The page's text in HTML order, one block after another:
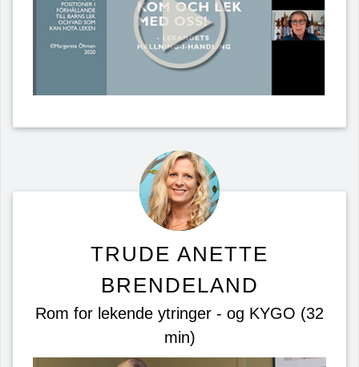
TRUDE ANETTE
BRENDELAND
Rom for lekende ytringer - og KYGO (32
min)